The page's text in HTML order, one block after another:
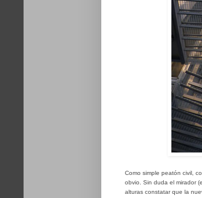
Como simple peatón civil,
obvio. Sin duda el mirador
alturas constatar que la